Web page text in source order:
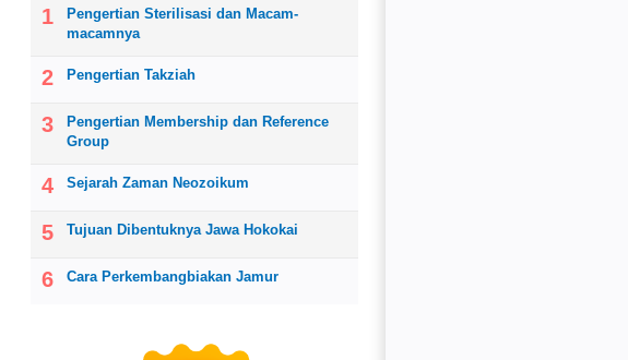
Pengertian Sterilisasi dan Macam-
macamnya
Pengertian Takziah
Pengertian Membership dan Reference
Group
Sejarah Zaman Neozoikum
Tujuan Dibentuknya Jawa Hokokai
Cara Perkembangbiakan Jamur